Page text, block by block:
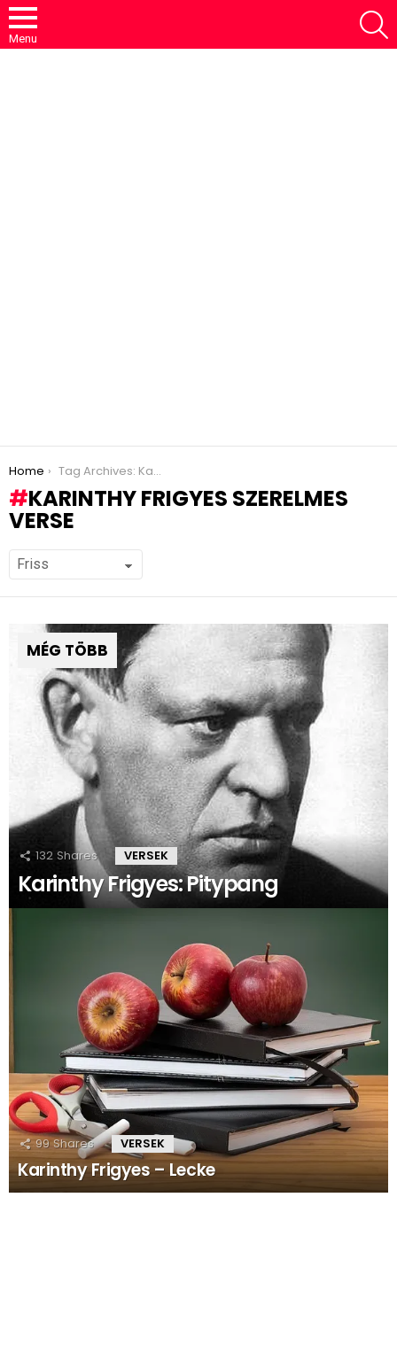
Menu
You are here:
Home Tag Archives: Karinthy Frigyes szerelmes verse
KARINTHY FRIGYES SZERELMES
VERSE
MÉG TÖBB
132 Shares VERSEK
Karinthy Frigyes: Pitypang
99 Shares VERSEK
Karinthy Frigyes – Lecke